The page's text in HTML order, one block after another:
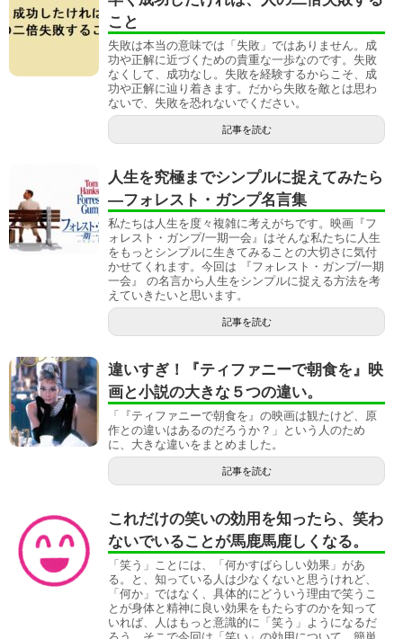
こと
失敗は本当の意味では「失敗」ではありません。成
功や正解に近づくための貴重な一歩なのです。失敗
なくして、成功なし。失敗を経験するからこそ、成
功や正解に辿り着きます。だから失敗を敵とは思わ
ないで、失敗を恐れないでください。
記事を読む
人生を究極までシンプルに捉えてみたら
―フォレスト・ガンプ名言集
私たちは人生を度々複雑に考えがちです。映画『フ
ォレスト・ガンプ/一期一会』はそんな私たちに人生
をもっとシンプルに生きてみることの大切さに気付
かせてくれます。今回は 『フォレスト・ガンプ/一期
一会』 の名言から人生をシンプルに捉える方法を考
えていきたいと思います。
記事を読む
違いすぎ！『ティファニーで朝食を』映
画と小説の大きな５つの違い。
「『ティファニーで朝食を』の映画は観たけど、原
作との違いはあるのだろうか？」という人のため
に、大きな違いをまとめました。
記事を読む
これだけの笑いの効用を知ったら、笑わ
ないでいることが馬鹿馬鹿しくなる。
「笑う」ことには、「何かすばらしい効果」があ
る。と、知っている人は少なくないと思うけれど、
「何か」ではなく、具体的にどういう理由で笑うこ
とが身体と精神に良い効果をもたらすのかを知って
いれば、人はもっと意識的に「笑う」ようになるだ